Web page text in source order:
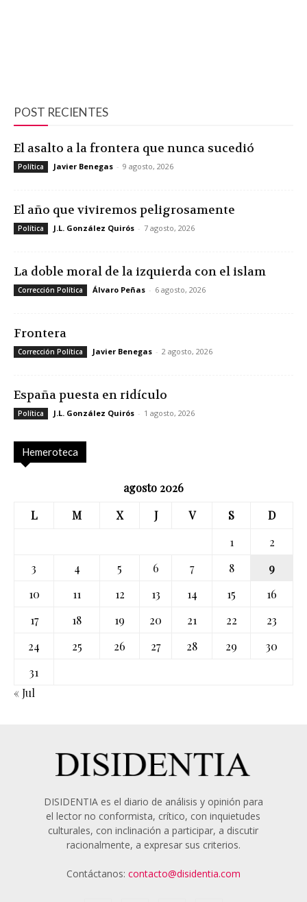
POST RECIENTES
El asalto a la frontera que nunca sucedió
Política Javier Benegas - 9 agosto, 2026
El año que viviremos peligrosamente
Política J.L. González Quirós - 7 agosto, 2026
La doble moral de la izquierda con el islam
Corrección Política Álvaro Peñas - 6 agosto, 2026
Frontera
Corrección Política Javier Benegas - 2 agosto, 2026
España puesta en ridículo
Política J.L. González Quirós - 1 agosto, 2026
Hemeroteca
agosto 2026
L
M X J V S
D
1
2
3
4 5 6 7 8
9
10
11 12 13 14 15
16
17
18 19 20 21 22
23
24
25 26 27 28 29
30
31
« Jul
DISIDENTIA es el diario de análisis y opinión para
el lector no conformista, crítico, con inquietudes
culturales, con inclinación a participar, a discutir
racionalmente, a expresar sus criterios.
Contáctanos: contacto@disidentia.com